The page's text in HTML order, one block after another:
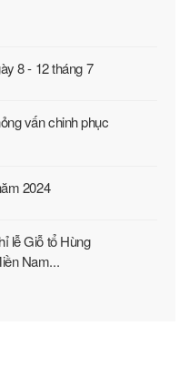
8 - 12 tháng 7
vấn chinh phục
2024
lễ Giỗ tổ Hùng
Nam...